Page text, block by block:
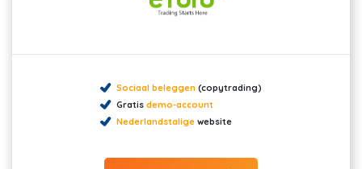
Sociaal beleggen (copytrading)
Gratis demo-account
Nederlandstalige website